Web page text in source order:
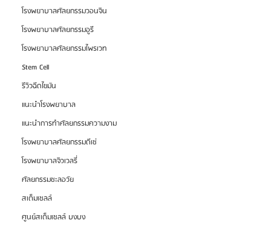
โรงพยาบาลศัลยกรรมวอนจิน
โรงพยาบาลศัลยกรรมอูรี
โรงพยาบาลศัลยกรรมไพรเวท
Stem Cell
รีวิวฉีดไขมัน
แนะนำโรงพยาบาล
แนะนำการทำศัลยกรรมความงาม
โรงพยาบาลศัลยกรรมดีเซ่
โรงพยาบาลจิวเวลรี่
ศัลยกรรมชะลอวัย
สเต็มเซลล์
ศูนย์สเต็มเซลล์ บงบง